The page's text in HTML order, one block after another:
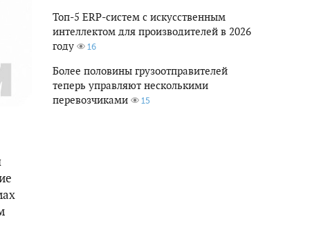
Топ-5 ERP-систем с искусственным
интеллектом для производителей в 2026
году
16
Более половины грузоотправителей
теперь управляют несколькими
перевозчиками
15